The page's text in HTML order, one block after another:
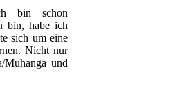
bin schon
bin, habe ich
sich um eine
Nicht nur
und